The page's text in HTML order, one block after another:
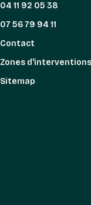
04 11 92 05 38
07 56 79 94 11
Contact
Zones d'interventions
Sitemap